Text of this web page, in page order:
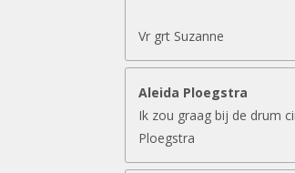
Vr grt Suzanne
Aleida Ploegstra
Ik zou graag bij de drum
Ploegstra